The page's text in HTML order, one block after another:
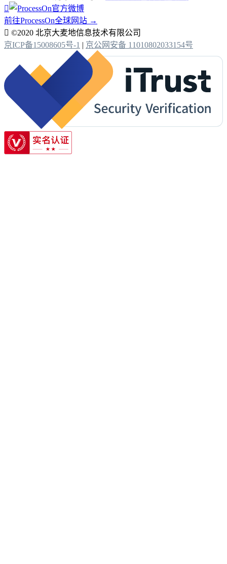

前往ProcessOn全球网站 →
 ©2020 北京大麦地信息技术有限公司
京ICP备15008605号-1 | 京公网安备 11010802033154号